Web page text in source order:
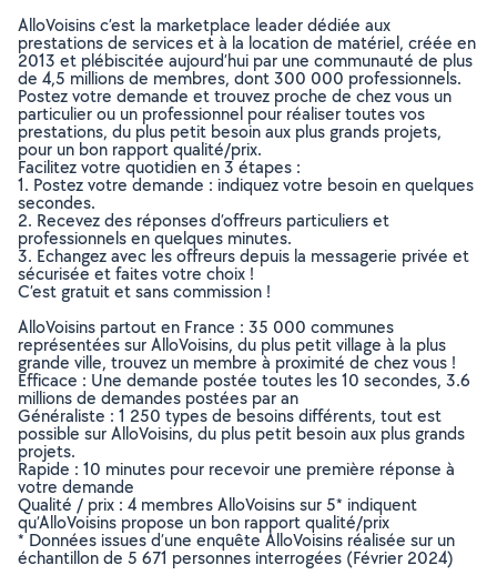
AlloVoisins c’est la marketplace leader dédiée aux
prestations de services et à la location de matériel, créée en
2013 et plébiscitée aujourd’hui par une communauté de plus
de 4,5 millions de membres, dont 300 000 professionnels.
Postez votre demande et trouvez proche de chez vous un
particulier ou un professionnel pour réaliser toutes vos
prestations, du plus petit besoin aux plus grands projets,
pour un bon rapport qualité/prix.
Facilitez votre quotidien en 3 étapes :
1. Postez votre demande : indiquez votre besoin en quelques
secondes.
2. Recevez des réponses d’offreurs particuliers et
professionnels en quelques minutes.
3. Echangez avec les offreurs depuis la messagerie privée et
sécurisée et faites votre choix !
C’est gratuit et sans commission !
AlloVoisins partout en France : 35 000 communes
représentées sur AlloVoisins, du plus petit village à la plus
grande ville, trouvez un membre à proximité de chez vous !
Efficace : Une demande postée toutes les 10 secondes, 3.6
millions de demandes postées par an
Généraliste : 1 250 types de besoins différents, tout est
possible sur AlloVoisins, du plus petit besoin aux plus grands
projets.
Rapide : 10 minutes pour recevoir une première réponse à
votre demande
Qualité / prix : 4 membres AlloVoisins sur 5* indiquent
qu’AlloVoisins propose un bon rapport qualité/prix
* Données issues d’une enquête AlloVoisins réalisée sur un
échantillon de 5 671 personnes interrogées (Février 2024)